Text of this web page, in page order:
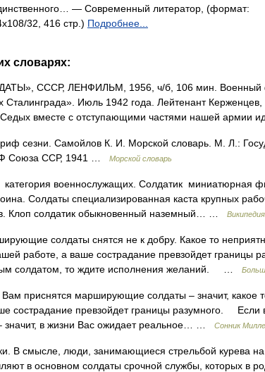
— Современный литератор, (формат:
32, 416 стр.) Подробнее...
словарях:
СССР, ЛЕНФИЛЬМ, 1956, ч/б, 106 мин. Военный
Сталинграда». Июль 1942 года. Лейтенант Керженцев,
Седых вместе с отступающими частями нашей армии
сезни. Самойлов К. И. Морской словарь. М. Л.:
Союза ССР, 1941 …
Морской словарь
военнослужащих. Солдатик миниатюрная
Солдаты специализированная каста крупных
Клоп солдатик обыкновенный наземный… …
Википедия
солдаты снятся не к добру. Какое то
работе, а ваше сострадание превзойдет
солдатом, то ждите исполнения желаний. …
приснятся марширующие солдаты – значит, какое
сострадание превзойдет границы разумного. Если
значит, в жизни Вас ожидает реальное… …
Сонник
В смысле, люди, занимающиеся стрельбой курева на
в основном солдаты срочной службы, которых в